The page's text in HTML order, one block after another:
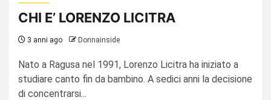
CHI E’ LORENZO LICITRA
3 anni ago Donnainside
Nato a Ragusa nel 1991, Lorenzo Licitra ha iniziato a
studiare canto fin da bambino. A sedici anni la decisione
di concentrarsi...